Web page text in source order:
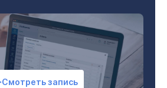
Смотреть запись